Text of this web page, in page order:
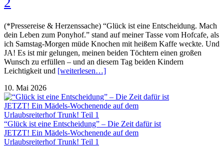
(*Pressereise & Herzenssache) “Glück ist eine Entscheidung. Mach
dein Leben zum Ponyhof.” stand auf meiner Tasse vom Hofcafe, als
ich Samstag-Morgen müde Knochen mit heißem Kaffe weckte. Und
JA! Es ist mir gelungen, meinen beiden Töchtern einen großen
Wunsch zu erfüllen – und an diesem Tag beiden Kindern
Leichtigkeit und [weiterlesen…]
10. Mai 2026
“Glück ist eine Entscheidung” – Die Zeit dafür ist
JETZT! Ein Mädels-Wochenende auf dem
Urlaubsreiterhof Trunk! Teil 1